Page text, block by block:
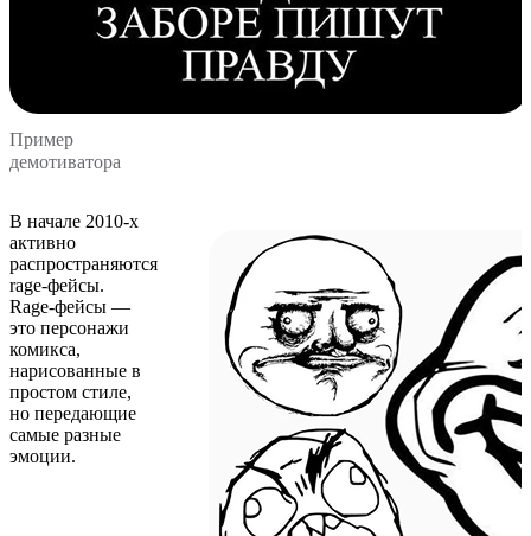
Пример
демотиватора
В начале 2010-х
активно
распространяются
rage-фейсы.
Rage-фейсы —
это персонажи
комикса,
нарисованные в
простом стиле,
но передающие
самые разные
эмоции.